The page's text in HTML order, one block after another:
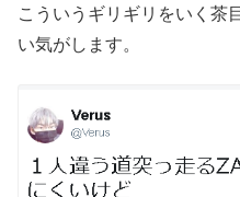
こういうギリギリをいく茶
い気がします。